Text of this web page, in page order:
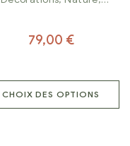
79,00 €
CHOIX DES OPTIONS